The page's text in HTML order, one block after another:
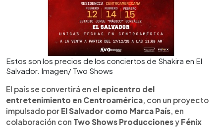
Estos son los precios de los conciertos de Shakira en El
Salvador. Imagen/ Two Shows
El país se convertirá en el epicentro del
entretenimiento en Centroamérica, con un proyecto
impulsado por El Salvador como Marca País, en
colaboración con Two Shows Produccionesy Fénix